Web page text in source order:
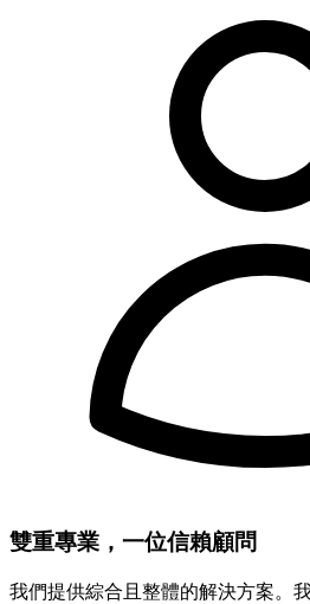
雙重專業，一位信賴顧問
我們提供綜合且整體的解決方案。